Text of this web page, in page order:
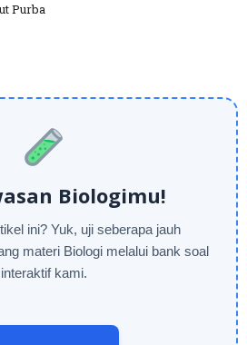
Purba
Biologimu!
ini? Yuk, uji seberapa jauh
materi Biologi melalui bank soal
interaktif kami.